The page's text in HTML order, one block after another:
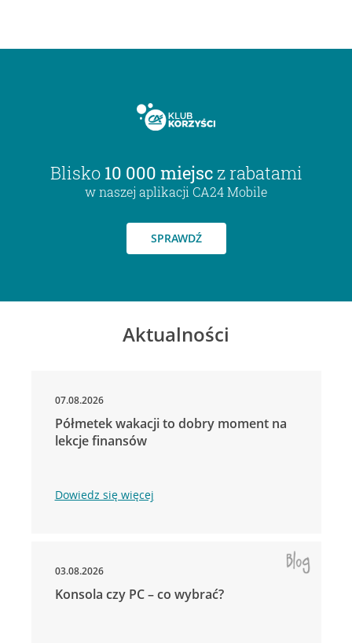
Blisko 10 000 miejsc z rabatami
w naszej aplikacji CA24 Mobile
SPRAWDŹ
Aktualności
07.08.2026
Półmetek wakacji to dobry moment na
lekcje finansów
Dowiedz się więcej
03.08.2026
Konsola czy PC – co wybrać?